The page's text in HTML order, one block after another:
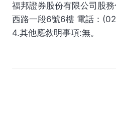
福邦證券股份有限公司股
西路一段6號6樓 電話：
4.其他應敘明事項:無。